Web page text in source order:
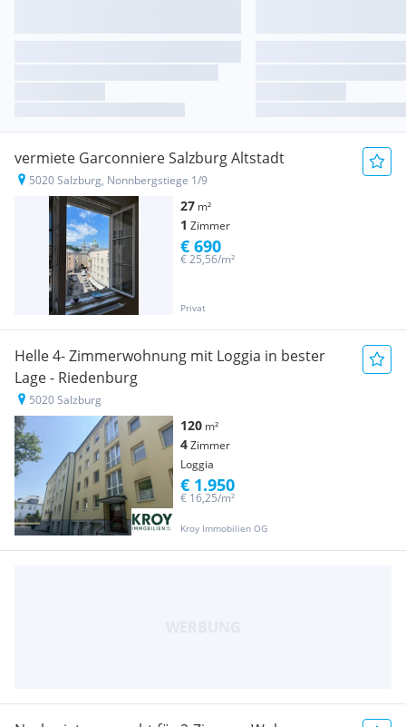
vermiete Garconniere Salzburg Altstadt
5020 Salzburg, Nonnbergstiege 1/9
27 m²
1 Zimmer
Privat
€ 25,56/m²
€ 690
Helle 4- Zimmerwohnung mit Loggia in bester
Lage - Riedenburg
5020 Salzburg
120 m²
4Zimmer
Loggia
Kroy Immobilien OG
€ 16,25/m²
€ 1.950